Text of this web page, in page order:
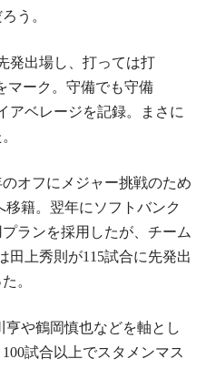
う。
発出場し、打っては打
マーク。守備でも守備
アベレージを記録。まさに
オフにメジャー挑戦のため
籍。翌年にソフトバンク
ランを採用したが、チーム
田上秀則が115試合に先発出
。
や鶴岡慎也などを軸とし
試合以上でスタメンマス